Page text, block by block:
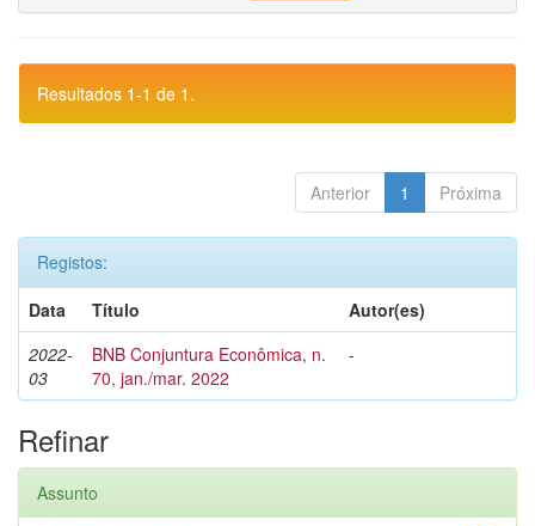
Resultados 1-1 de 1.
Anterior 1 Próxima
Registos:
Data
Título
Autor(es)
2022-
03
BNB Conjuntura Econômica, n.
70, jan./mar. 2022
-
Refinar
Assunto